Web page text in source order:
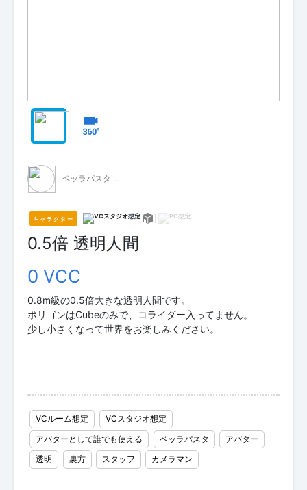
ベッラパスタ - 無料配布 -
キャラクター
0.5倍 透明人間
0 VCC
0.8m級の0.5倍大きな透明人間です。
ポリゴンはCubeのみで、コライダー入ってません。
少し小さくなって世界をお楽しみください。
VCルーム想定
VCスタジオ想定
アバターとして誰でも使える
ベッラパスタ
アバター
透明
裏方 スタッフ カメラマン